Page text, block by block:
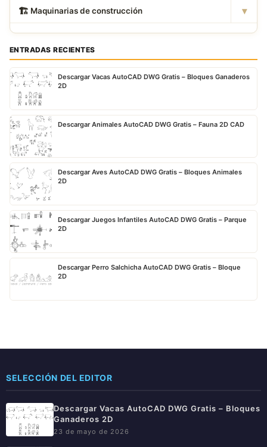
🏗 ️ Maquinarias de construcción ▾
ENTRADAS RECIENTES
Descargar Vacas AutoCAD DWG Gratis – Bloques Ganaderos
2D
Descargar Animales AutoCAD DWG Gratis – Fauna 2D CAD
Descargar Aves AutoCAD DWG Gratis – Bloques Animales
2D
Descargar Juegos Infantiles AutoCAD DWG Gratis – Parque
2D
Descargar Perro Salchicha AutoCAD DWG Gratis – Bloque
2D
SELECCIÓN DEL EDITOR
Descargar Vacas AutoCAD DWG Gratis – Bloques
Ganaderos 2D
23 de mayo de 2026